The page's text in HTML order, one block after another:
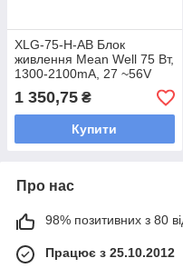
XLG-75-H-AB Блок
живлення Mean Well 75 Вт,
1300-2100mA, 27 ~56V
драйвер живлення
світлодіодів LED IP67
1 350,75 ₴
Купити
Про нас
98% позитивних з 80
Працює з 25.10.2012